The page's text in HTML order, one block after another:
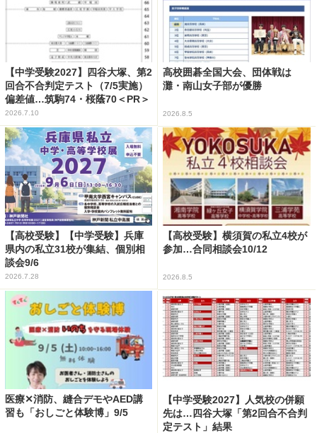
【中学受験2027】四谷大塚、第2
回合不合判定テスト（7/5実施）
偏差値…筑駒74・桜蔭70＜PR＞
2026.7.10
高校囲碁全国大会、団体戦は
灘・南山女子部が優勝
2026.8.5
【高校受験】【中学受験】兵庫
県内の私立31校が集結、個別相
談会9/6
2026.7.28
【高校受験】横須賀の私立4校が
参加…合同相談会10/12
2026.8.5
医療✕消防、縫合デモやAED講
習も「おしごと体験博」9/5
【中学受験2027】人気校の併願
先は…四谷大塚「第2回合不合判
定テスト」結果